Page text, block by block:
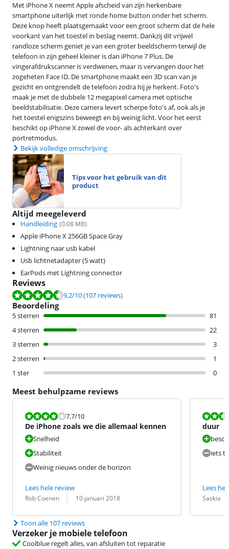
Met iPhone X neemt Apple afscheid van zijn herkenbare
smartphone uiterlijk met ronde home button onder het scherm.
Deze knop heeft plaatsgemaakt voor een groot scherm dat de hele
voorkant van het toestel in beslag neemt. Dankzij dit vrijwel
randloze scherm geniet je van een groter beeldscherm terwijl de
telefoon in zijn geheel kleiner is dan iPhone 7 Plus. De
vingerafdrukscanner is verdwenen, maar is vervangen door het
zogeheten Face ID. De smartphone maakt een 3D scan van je
gezicht en ontgrendelt de telefoon zodra hij je herkent. Foto's
maak je met de dubbele 12 megapixel camera met optische
beeldstabilisatie. Deze camera levert scherpe foto's af, ook als je
het toestel enigszins beweegt en bij weinig licht. Voor het eerst
beschikt op iPhone X zowel de voor- als achterkant over
portretmodus.
Bekijk volledige omschrijving
Tips voor het gebruik van dit
product
Altijd meegeleverd
Handleiding (0.08 MB)
Apple iPhone X 256GB Space Gray
Lightning naar usb kabel
Usb lichtnetadapter (5 watt)
EarPods met Lightning connector
Reviews
Beoordeling is 9,2 van de 10, gebaseerd op 107 reviews.
9,2/10(107 reviews)
Beoordeling
5 sterren
81
4 sterren
22
3 sterren
3
2 sterren
1
1 ster
0
Meest behulpzame reviews
Beoordeling is 7,7 van de 10.
7,7/10
De iPhone zoals we die allemaal kennen
Snelheid
Stabiliteit
Weinig nieuws onder de horizon
Lees hele review
Beoordeling door:
Rob Coenen
Datum: 10 januari 2018
duur
iets
Lees
Saskia
Datum:
Toon alle 107 reviews
Verzeker je mobiele telefoon
Coolblue regelt alles, van afsluiten tot reparatie